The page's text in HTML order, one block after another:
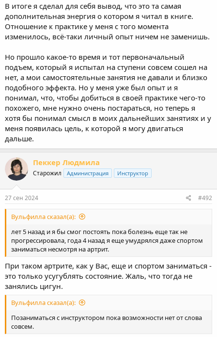
В итоге я сделал для себя вывод, что это та самая
дополнительная энергия о котором я читал в книге.
Отношение к практике у меня с того момента
изменилось, всё-таки личный опыт ничем не заменишь.
Но прошло какое-то время и тот первоначальный
подъем, который я испытал на ступени совсем сошел на
нет, а мои самостоятельные занятия не давали и близко
подобного эффекта. Но у меня уже был опыт и я
понимал, что, чтобы добиться в своей практике чего-то
похожего, мне нужно очень постараться, но теперь я
хотя бы понимал смысл в моих дальнейших занятиях и у
меня появилась цель, к которой я могу двигаться
дальше.
Пеккер Людмила
Старожил Администрация Инструктор
27 сен 2024 #492
Вульфилла сказал(а):
лет 5 назад и я бы смог постоять пока болезнь еще так не
прогрессировала, года 4 назад я еще умудрялся даже спортом
заниматься несмотря на артрит.
При таком артрите, как у Вас, еще и спортом заниматься -
это только усугублять состояние. Жаль, что тогда не
занялись цигун.
Вульфилла сказал(а):
Позаниматься с инструктором пока возможности нет от слова
совсем.